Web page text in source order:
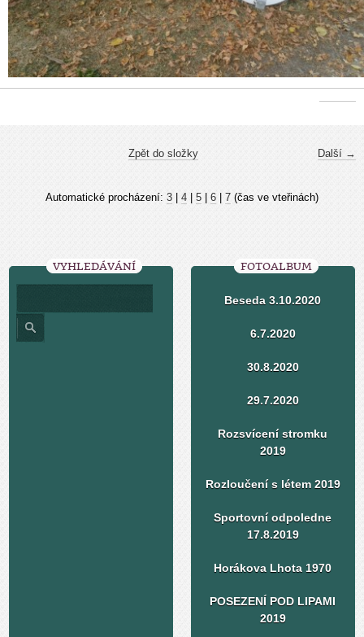
Další →
Zpět do složky
Automatické procházení: 3 4 5 6 7 (čas ve vteřinách)
VYHLEDÁVÁNÍ FOTOALBUM
Beseda 3.10.2020
6.7.2020
30.8.2020
29.7.2020
Rozsvícení stromku
2019
Rozloučení s létem 2019
Sportovní odpoledne
17.8.2019
Horákova Lhota 1970
POSEZENÍ POD LIPAMI
2019